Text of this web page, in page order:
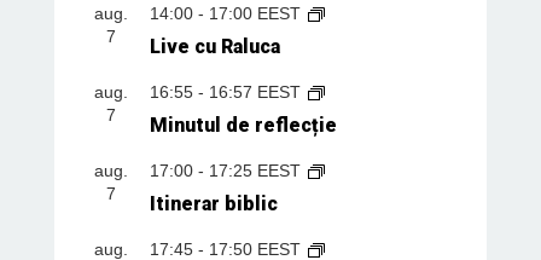
aug.
7
14:00- 17:00 EEST
Live cu Raluca
aug.
7
16:55- 16:57 EEST
Minutul de reflecție
aug.
7
17:00- 17:25 EEST
Itinerar biblic
aug.
17:45- 17:50 EEST